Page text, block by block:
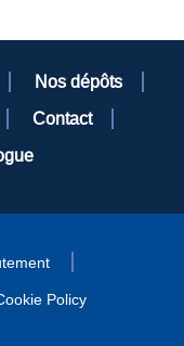
Nos dépôts
Contact
Policy